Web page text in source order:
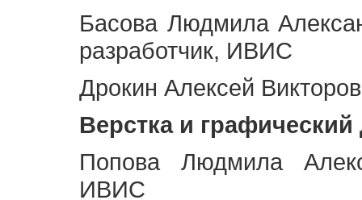
Басова Людмила
разработчик, ИВИС
Дрокин Алексей
Верстка и графический
Попова Людмила
ИВИС